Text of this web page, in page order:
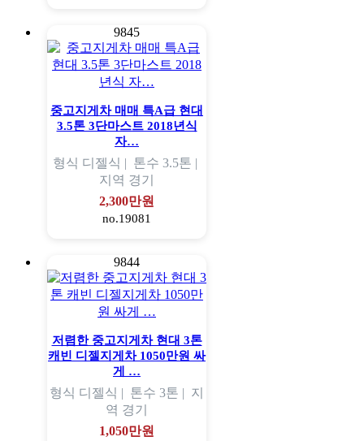
9845
중고지게차 매매 특A급 현대
3.5톤 3단마스트 2018년식
자…
형식 디젤식 | 톤수 3.5톤 |
지역 경기
2,300만원
no.19081
9844
저렴한 중고지게차 현대 3톤
캐빈 디젤지게차 1050만원 싸
게 …
형식 디젤식 | 톤수 3톤 | 지
역 경기
1,050만원